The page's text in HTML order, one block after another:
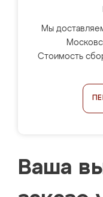
Мы
Стоимость
Ваша